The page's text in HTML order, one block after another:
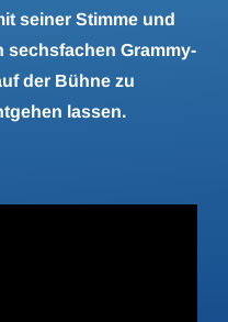
seiner Stimme und
sechsfachen Grammy-
der Bühne zu
lassen.